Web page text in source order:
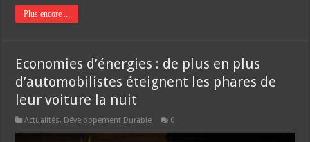
Plus encore ...
Economies d’énergies : de plus en plus
d’automobilistes éteignent les phares de
leur voiture la nuit
Actualités, Développement Durable 0